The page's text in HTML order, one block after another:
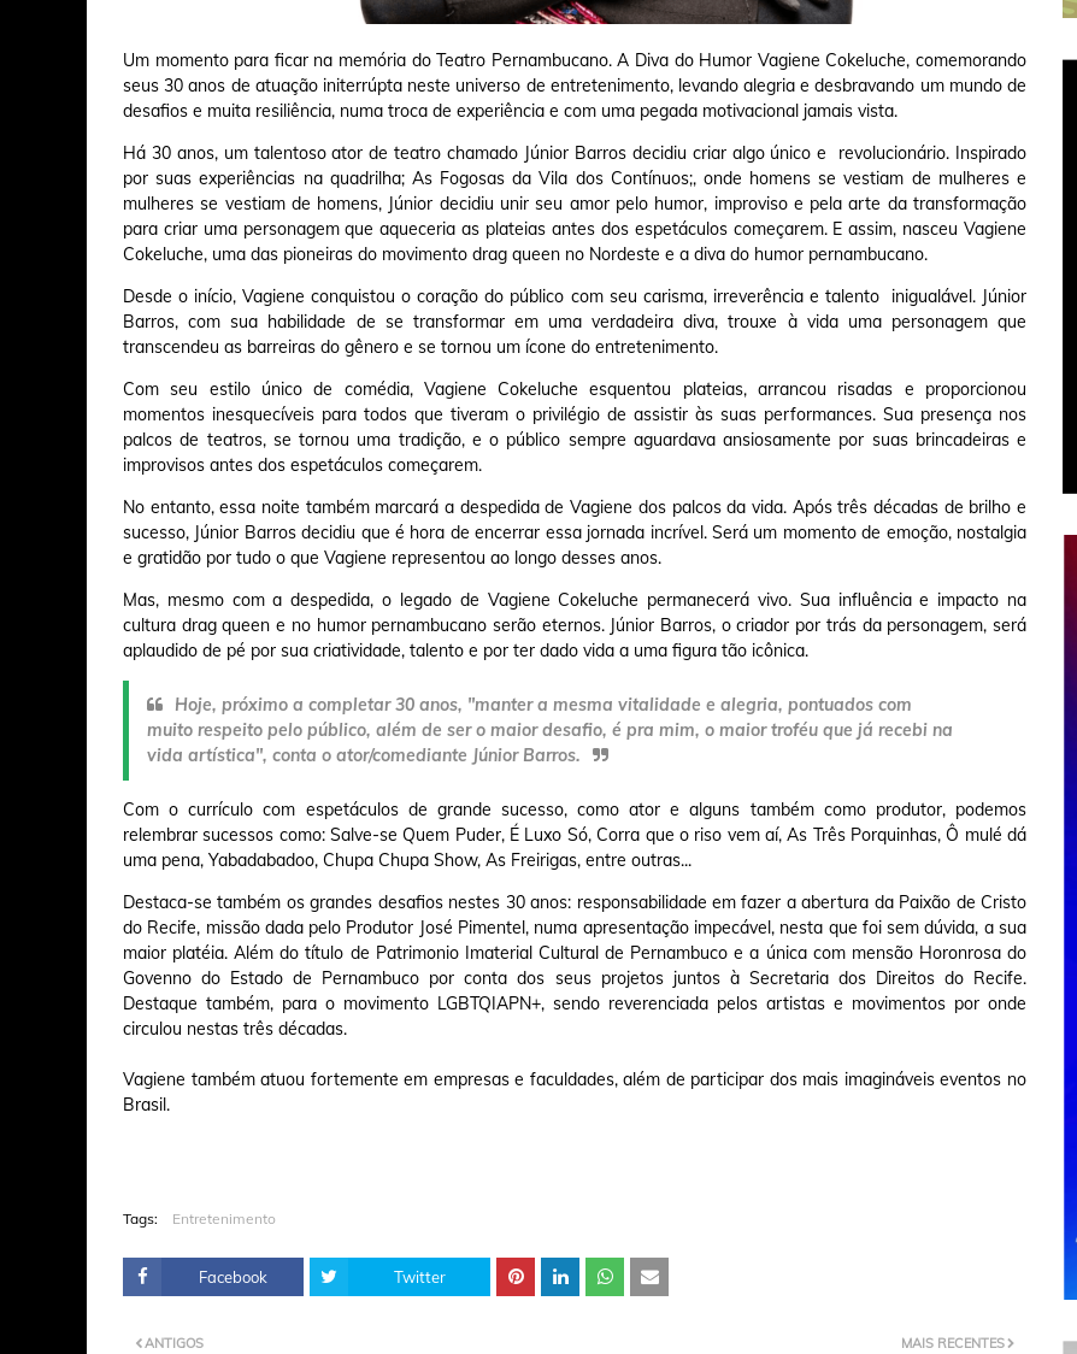
Um momento para ficar na memória do Teatro Pernambucano. A Diva do Humor Vagiene Cokeluche, comemorando
seus 30 anos de atuação initerrúpta neste universo de entretenimento, levando alegria e desbravando um mundo de
desafios e muita resiliência, numa troca de experiência e com uma pegada motivacional jamais vista.
Há 30 anos, um talentoso ator de teatro chamado Júnior Barros decidiu criar algo único e revolucionário. Inspirado
por suas experiências na quadrilha; As Fogosas da Vila dos Contínuos;, onde homens se vestiam de mulheres e
mulheres se vestiam de homens, Júnior decidiu unir seu amor pelo humor, improviso e pela arte da transformação
para criar uma personagem que aqueceria as plateias antes dos espetáculos começarem. E assim, nasceu Vagiene
Cokeluche, uma das pioneiras do movimento drag queen no Nordeste e a diva do humor pernambucano.
Desde o início, Vagiene conquistou o coração do público com seu carisma, irreverência e talento inigualável. Júnior
Barros, com sua habilidade de se transformar em uma verdadeira diva, trouxe à vida uma personagem que
transcendeu as barreiras do gênero e se tornou um ícone do entretenimento.
Com seu estilo único de comédia, Vagiene Cokeluche esquentou plateias, arrancou risadas e proporcionou
momentos inesquecíveis para todos que tiveram o privilégio de assistir às suas performances. Sua presença nos
palcos de teatros, se tornou uma tradição, e o público sempre aguardava ansiosamente por suas brincadeiras e
improvisos antes dos espetáculos começarem.
No entanto, essa noite também marcará a despedida de Vagiene dos palcos da vida. Após três décadas de brilho e
sucesso, Júnior Barros decidiu que é hora de encerrar essa jornada incrível. Será um momento de emoção, nostalgia
e gratidão por tudo o que Vagiene representou ao longo desses anos.
Mas, mesmo com a despedida, o legado de Vagiene Cokeluche permanecerá vivo. Sua influência e impacto na
cultura drag queen e no humor pernambucano serão eternos. Júnior Barros, o criador por trás da personagem, será
aplaudido de pé por sua criatividade, talento e por ter dado vida a uma figura tão icônica.
Hoje, próximo a completar 30 anos, "manter a mesma vitalidade e alegria, pontuados com
muito respeito pelo público, além de ser o maior desafio, é pra mim, o maior troféu que já recebi na
vida artística", conta o ator/comediante Júnior Barros.
Com o currículo com espetáculos de grande sucesso, como ator e alguns também como produtor, podemos
relembrar sucessos como: Salve-se Quem Puder, É Luxo Só, Corra que o riso vem aí, As Três Porquinhas, Ô mulé dá
uma pena, Yabadabadoo, Chupa Chupa Show, As Freirigas, entre outras...
Destaca-se também os grandes desafios nestes 30 anos: responsabilidade em fazer a abertura da Paixão de Cristo
do Recife, missão dada pelo Produtor José Pimentel, numa apresentação impecável, nesta que foi sem dúvida, a sua
maior platéia. Além do título de Patrimonio Imaterial Cultural de Pernambuco e a única com mensão Horonrosa do
Govenno do Estado de Pernambuco por conta dos seus projetos juntos à Secretaria dos Direitos do Recife.
Destaque também, para o movimento LGBTQIAPN+, sendo reverenciada pelos artistas e movimentos por onde
circulou nestas três décadas.
Vagiene também atuou fortemente em empresas e faculdades, além de participar dos mais imagináveis eventos no
Brasil.
Tags: Entretenimento
Facebook Twitter
MAIS RECENTES
ANTIGOS